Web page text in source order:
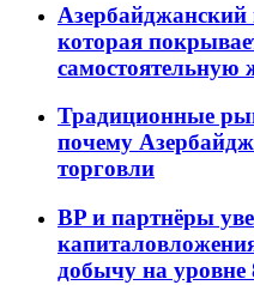
которая
самостоятельную
Традиционные
почему
торговли
BP и партнёры
добычу на